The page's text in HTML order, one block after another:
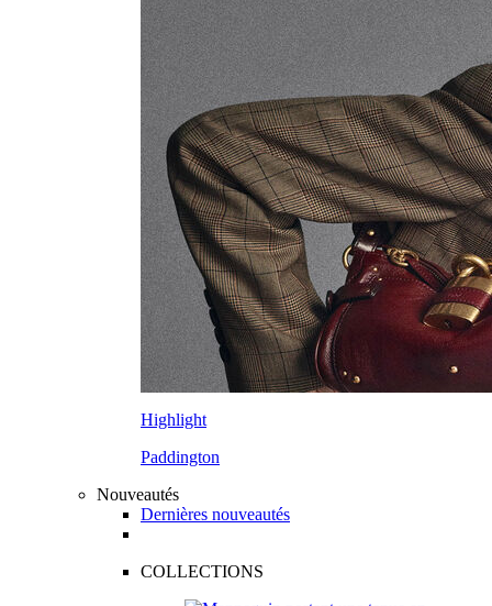
Highlight
Paddington
Nouveautés
Dernières nouveautés
COLLECTIONS